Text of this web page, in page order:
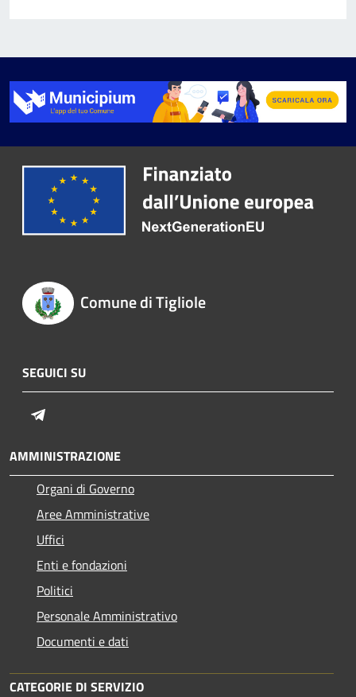
Comune di Tigliole
SEGUICI SU
AMMINISTRAZIONE
Organi di Governo
Aree Amministrative
Uffici
Enti e fondazioni
Politici
Personale Amministrativo
Documenti e dati
CATEGORIE DI SERVIZIO